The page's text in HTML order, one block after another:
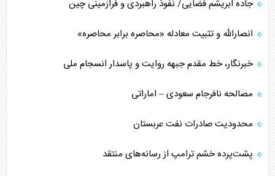
جاده ابریشم فضایی/ نفوذ راهبردی و فرازمینی چین
انصارالله و تثبیت معادله «محاصره برابر محاصره»
خبرنگار، خط مقدم جبهه روایت و پاسدار انسجام ملی
مصالحه نافرجام سعودی – اماراتی
محدودیت صادرات نفت عربستان
پشت‌پرده خشم ترامپ از رسانه‌های منتقد